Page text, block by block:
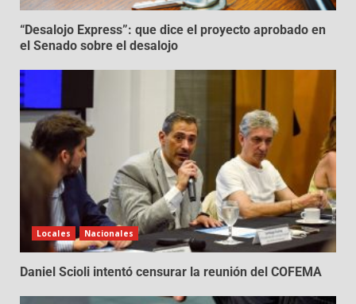
“Desalojo Express”: que dice el proyecto aprobado en
el Senado sobre el desalojo
Locales Nacionales
Daniel Scioli intentó censurar la reunión del COFEMA